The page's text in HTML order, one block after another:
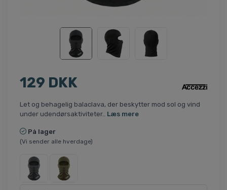
129 DKK
Let og behagelig balaclava, der beskytter mod sol og vind
under udendørsaktiviteter.. Læs mere
På lager
(Vi sender alle hverdage)